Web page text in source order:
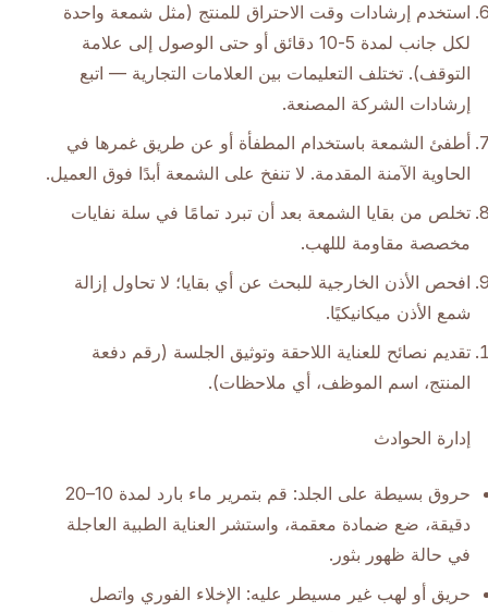
استخدم إرشادات وقت الاحتراق للمنتج (مثل شمعة واحدة
لكل جانب لمدة 5-10 دقائق أو حتى الوصول إلى علامة
التوقف). تختلف التعليمات بين العلامات التجارية — اتبع
إرشادات الشركة المصنعة.
أطفئ الشمعة باستخدام المطفأة أو عن طريق غمرها في
الحاوية الآمنة المقدمة. لا تنفخ على الشمعة أبدًا فوق العميل.
تخلص من بقايا الشمعة بعد أن تبرد تمامًا في سلة نفايات
مخصصة مقاومة لللهب.
افحص الأذن الخارجية للبحث عن أي بقايا؛ لا تحاول إزالة
شمع الأذن ميكانيكيًا.
تقديم نصائح للعناية اللاحقة وتوثيق الجلسة (رقم دفعة
المنتج، اسم الموظف، أي ملاحظات).
إدارة الحوادث
حروق بسيطة على الجلد: قم بتمرير ماء بارد لمدة 10–20
دقيقة، ضع ضمادة معقمة، واستشر العناية الطبية العاجلة
في حالة ظهور بثور.
حريق أو لهب غير مسيطر عليه: الإخلاء الفوري واتصل